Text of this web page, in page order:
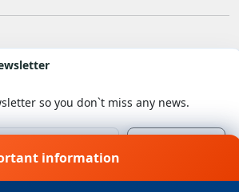
so you don`t miss any news.
being processed for a specific
information